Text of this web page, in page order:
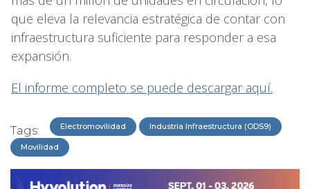
que eleva la relevancia estratégica de contar con
infraestructura suficiente para responder a esa
expansión.
El informe completo se puede descargar aquí.
Tags: Electromovilidad Industria Infraestructura (ODS9)
Movilidad